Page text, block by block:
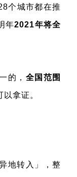
个城市都在推
年2021年将全
的， 全国范围
拿证。
地转入」，整